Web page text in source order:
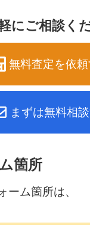
にご相談く
無料査定を依頼
まずは無料相
箇所
ーム箇所は、